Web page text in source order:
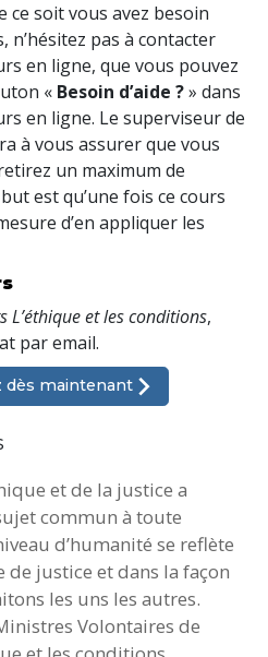
ce soit vous avez besoin
n’hésitez pas à contacter
en ligne, que vous pouvez
« Besoin d’aide ?» dans
en ligne. Le superviseur de
à vous assurer que vous
un maximum de
est qu’une fois ce cours
d’en appliquer les
L’éthique et les conditions,
paremail.
dès maintenant
et de la justice a
commun à toute
d’humanité se reflète
de justice et dans la façon
les uns les autres.
Volontaires de